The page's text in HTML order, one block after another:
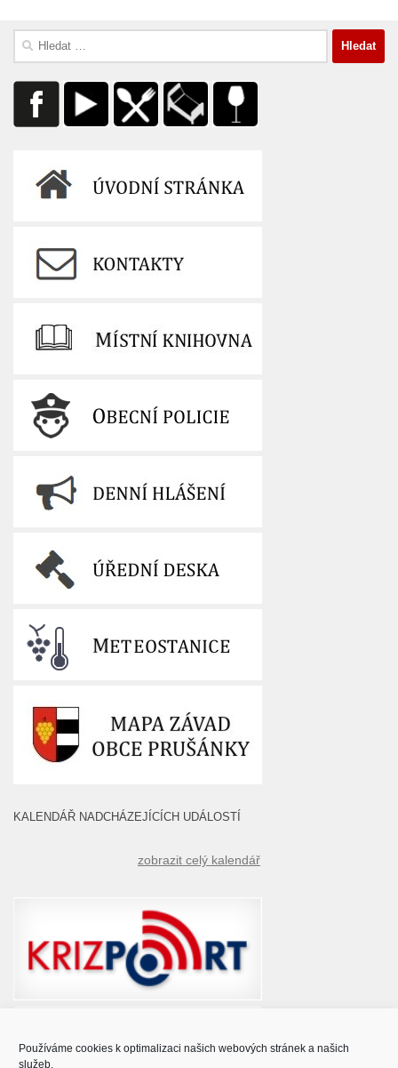
Používáme cookies k optimalizaci našich webových stránek a našich
služeb.
Vyhledávání
KALENDÁŘ NADCHÁZEJÍCÍCH UDÁLOSTÍ
zobrazit celý kalendář